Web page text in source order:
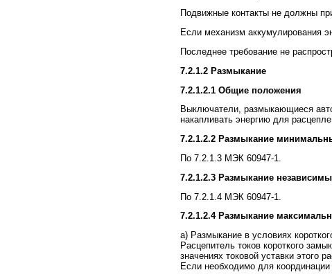
Подвижные контакты не должны
Если механизм аккумулирования
Последнее требование не
7.2.1.2 Размыкание
7.2.1.2.1 Общие положения
Выключатели, размыкающиеся
накапливать энергию для
7.2.1.2.2 Размыкание
По 7.2.1.3 МЭК 60947-1.
7.2.1.2.3 Размыкание
По 7.2.1.4 МЭК 60947-1.
7.2.1.2.4 Размыкание
а) Размыкание в условиях
Расцепитель токов короткого
значениях токовой уставки этого
Если необходимо для